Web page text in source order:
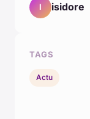
I isidore
TAGS
Actu